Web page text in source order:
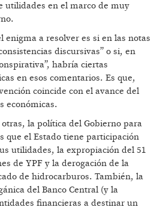
utilidades en el marco de muy
enigma a resolver es si en las notas
discursivas” o si, en
habría ciertas
en esos comentarios. Es que,
coincide con el avance del
económicas.
la política del Gobierno para
que el Estado tiene participación
utilidades, la expropiación del 51
de YPF y la derogación de la
de hidrocarburos. También, la
del Banco Central (y la
financieras a destinar un